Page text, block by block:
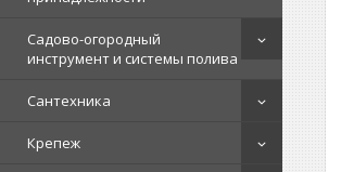
Садово-огородный
инструмент и системы полива
Сантехника
Крепеж